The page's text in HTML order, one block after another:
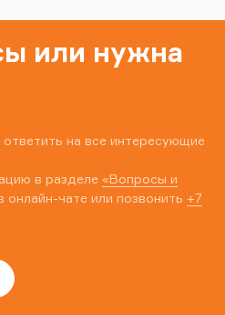
или нужна
на все интересующие
в разделе «Вопросы и
онлайн-чате или позвонить +7